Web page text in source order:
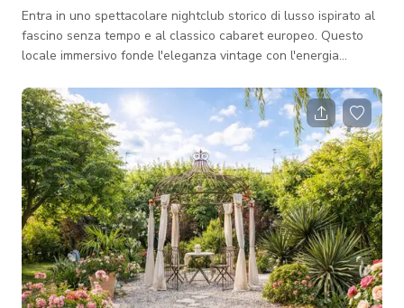
Entra in uno spettacolare nightclub storico di lusso ispirato al
fascino senza tempo e al classico cabaret europeo. Questo
locale immersivo fonde l'eleganza vintage con l'energia
indimenticabile per produzioni, eventi privati, editoriali di moda,
videoclip musicali ed esperienze esclusive. Gli interni
presentano velluto rosso intenso, accenti dorati, lampadari di
cristallo, pareti specchiate e un'illuminazione al neon
drammatica che tras